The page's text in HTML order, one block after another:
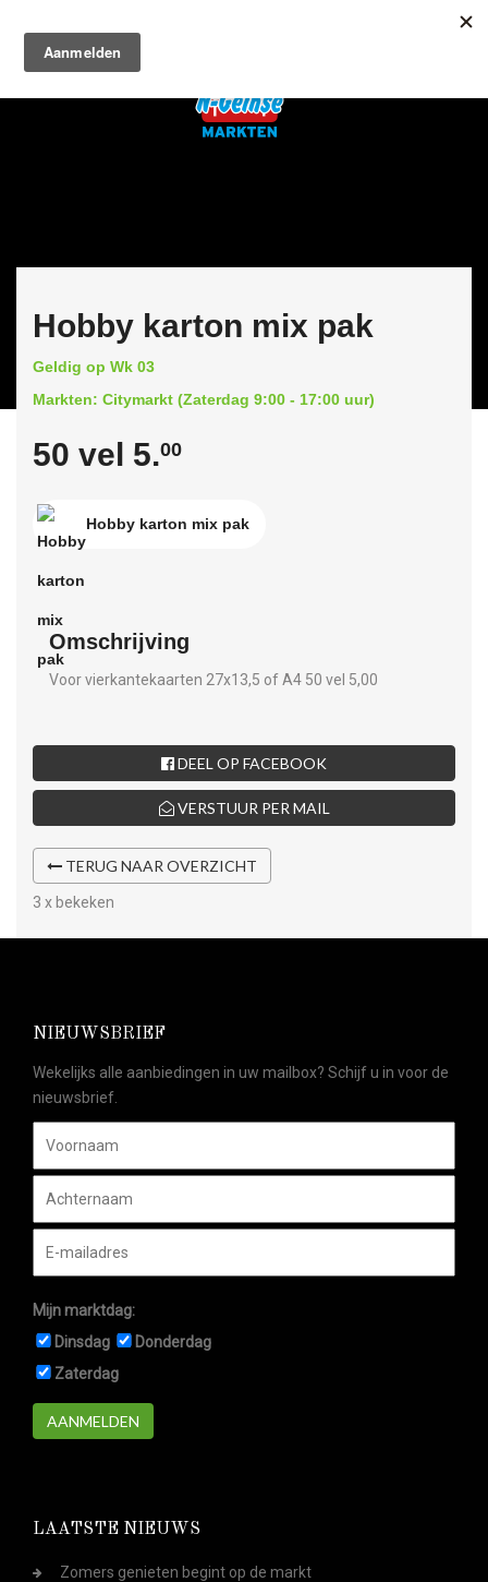
Hobby karton mix pak
Geldig op Wk 03
Markten: Citymarkt (Zaterdag 9:00 - 17:00 uur)
50 vel 5.00
Hobby karton mix pak
Omschrijving
Voor vierkantekaarten 27x13,5 of A4 50 vel 5,00
DEEL OP FACEBOOK
VERSTUUR PER MAIL
TERUG NAAR OVERZICHT
3 x bekeken
NIEUWSBRIEF
Wekelijks alle aanbiedingen in uw mailbox? Schijf u in voor de
nieuwsbrief.
Mijn marktdag:
Dinsdag
Donderdag
Zaterdag
AANMELDEN
LAATSTE NIEUWS
Zomers genieten begint op de markt